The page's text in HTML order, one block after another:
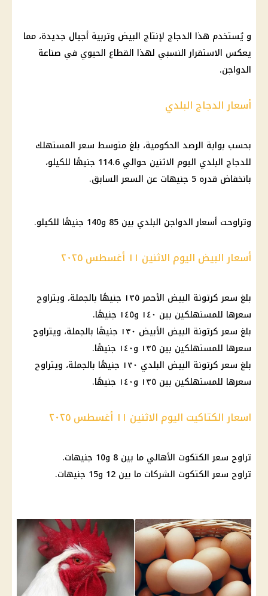
و يُستخدم هذا الدجاج لإنتاج البيض وتربية أجيال جديدة، مما
يعكس الاستقرار النسبي لهذا القطاع الحيوي في صناعة
الدواجن.
أسعار الدجاج البلدي
بحسب بوابة الرصد الحكومية، بلغ متوسط سعر المستهلك
للدجاج البلدي اليوم الاثنين حوالي 114.6 جنيهًا للكيلو،
بانخفاض قدره 5 جنيهات عن السعر السابق.
وتراوحت أسعار الدواجن البلدي بين 85 و140 جنيهًا للكيلو.
أسعار البيض اليوم الاثنين ١١ أغسطس ٢٠٢٥
بلغ سعر كرتونة البيض الأحمر ١٣٥ جنيهًا بالجملة، ويتراوح
سعرها للمستهلكين بين ١٤٠ و١٤٥ جنيهًا.
بلغ سعر كرتونة البيض الأبيض ١٣٠ جنيهًا بالجملة، ويتراوح
سعرها للمستهلكين بين ١٣٥ و١٤٠ جنيهًا.
بلغ سعر كرتونة البيض البلدي ١٣٠ جنيهًا بالجملة، ويتراوح
سعرها للمستهلكين بين ١٣٥ و١٤٠ جنيهًا.
اسعار الكتاكيت اليوم الاثنين ١١ أغسطس ٢٠٢٥
تراوح سعر الكتكوت الأهالي ما بين 8 و10 جنيهات.
تراوح سعر الكتكوت الشركات ما بين 12 و15 جنيهات.